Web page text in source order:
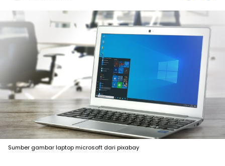
Sumber gambar laptop microsoft dari pixabay